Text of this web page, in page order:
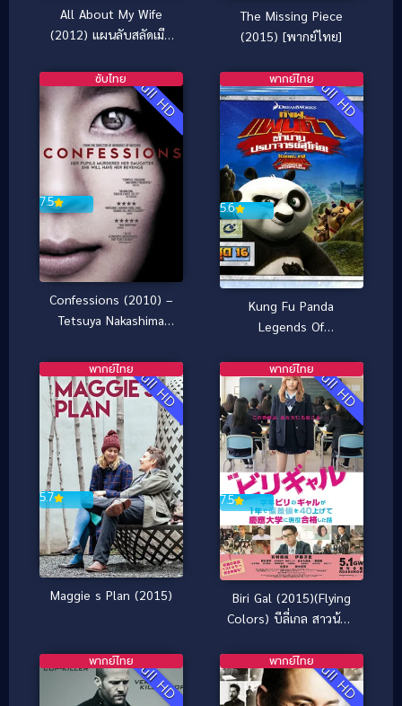
All About My Wife
(2012) แผนลับสลัดเมีย
The Missing Piece
(2015) [พากย์ไทย]
Full HD
7.5
ซับไทย
Confessions (2010) –
Tetsuya Nakashima
Full HD
5.6
พากย์ไทย
Kung Fu Panda
Legends Of
กังฟูแพนด้า ตำนาน
ปรมาจารย์สุโค่ย! ชุด16
Full HD
5.7
พากย์ไทย
Maggie s Plan (2015)
Full HD
7.5
พากย์ไทย
Biri Gal (2015)(Flying
Colors) บีลี่เกล สาวน้อย
Full HD
พากย์ไทย Full HD
พากย์ไทย